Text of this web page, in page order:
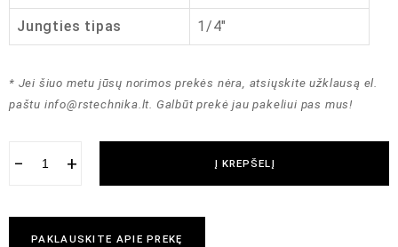
Jungties tipas 1/4″
* Jei šiuo metu jūsų norimos prekės nėra, atsiųskite užklausą el.
paštu info@rstechnika.lt. Galbūt prekė jau pakeliui pas mus!
− + Į KREPŠELĮ
PAKLAUSKITE APIE PREKĘ